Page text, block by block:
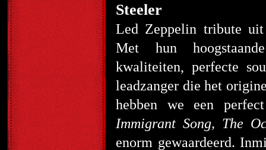
Steeler
Led Zeppelin tribute uit
Met hun
kwaliteiten, perfecte
leadzanger die het
hebben we een
Immigrant Song, The
enorm gewaardeerd.